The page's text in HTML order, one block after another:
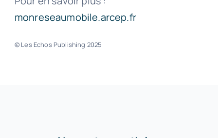
monreseaumobile.arcep.fr
© Les Echos Publishing 2025